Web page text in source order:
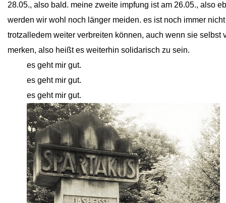
28.05., also bald. meine zweite impfung ist am 26.05., also
werden wir wohl noch länger meiden. es ist noch immer
trotzalledem weiter verbreiten können, auch wenn sie selbst
merken, also heißt es weiterhin solidarisch zu sein.
es geht mir gut.
es geht mir gut.
es geht mir gut.